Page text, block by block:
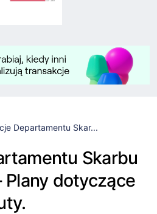
Departamentu Skar...
Skarbu
Plany dotyczące